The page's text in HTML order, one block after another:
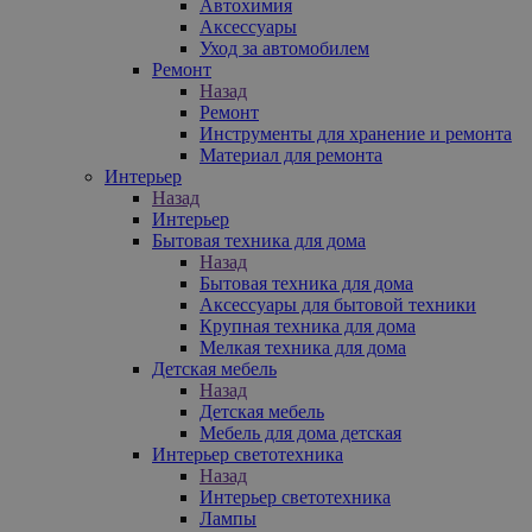
Автохимия
Аксессуары
Уход за автомобилем
Ремонт
Назад
Ремонт
Инструменты для хранение и ремонта
Материал для ремонта
Интерьер
Назад
Интерьер
Бытовая техника для дома
Назад
Бытовая техника для дома
Аксессуары для бытовой техники
Крупная техника для дома
Мелкая техника для дома
Детская мебель
Назад
Детская мебель
Мебель для дома детская
Интерьер светотехника
Назад
Интерьер светотехника
Лампы